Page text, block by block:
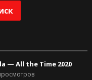
— All the Time 2020